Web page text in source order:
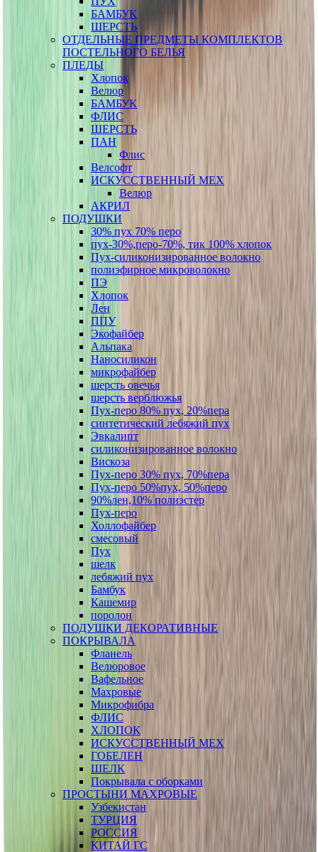
БАМБУК
ШЕРСТЬ
ОТДЕЛЬНЫЕ ПРЕДМЕТЫ КОМПЛЕКТОВ
ПОСТЕЛЬНОГО БЕЛЬЯ
ПЛЕДЫ
Хлопок
Велюр
БАМБУК
ФЛИС
ШЕРСТЬ
ПАН
Флис
Велсофт
ИСКУССТВЕННЫЙ МЕХ
Велюр
АКРИЛ
ПОДУШКИ
30% пух 70% перо
пух-30%,перо-70%, тик 100% хлопок
Пух-силиконизированное волокно
полиэфирное микроволокно
ПЭ
Хлопок
Лен
ППУ
Экофайбер
Альпака
Наносиликон
микрофайбер
шерсть овечья
шерсть верблюжья
Пух-перо 80% пух, 20%пера
синтетический лебяжий пух
Эвкалипт
силиконизированное волокно
Вискоза
Пух-перо 30% пух, 70%пера
Пух-перо 50%пух, 50%перо
90%лен,10% полиэстер
Пух-перо
Холлофайбер
смесовый
Пух
шелк
лебяжий пух
Бамбук
Кашемир
поролон
ПОДУШКИ ДЕКОРАТИВНЫЕ
ПОКРЫВАЛА
Фланель
Велюровое
Вафельное
Махровые
Микрофибра
ФЛИС
ХЛОПОК
ИСКУССТВЕННЫЙ МЕХ
ГОБЕЛЕН
ШЕЛК
Покрывала с оборками
ПРОСТЫНИ МАХРОВЫЕ
Узбекистан
ТУРЦИЯ
РОССИЯ
КИТАЙ ГС